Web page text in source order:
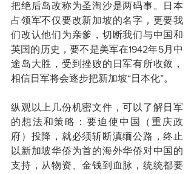
把绝后岛改称为圣淘沙是两码事。日本
占领军不仅要改新加坡的名字，更要我
们改认他们为亲爹，切断我们与中国和
英国的历史，要不是美军在1942年5月中
途岛大胜，受到挫败的日军有所收敛，
相信日军将会逐步把新加坡“日本化”。
纵观以上几份机密文件，可以了解日军
的想法和策略：要迫使中国（重庆政
府）投降，就必须斩断滇缅公路，终止
以新加坡华侨为首的海外华侨对中国的
支持，从物资、金钱到血脉，统统都要